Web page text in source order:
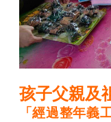
孩子父親及
「經過整年義